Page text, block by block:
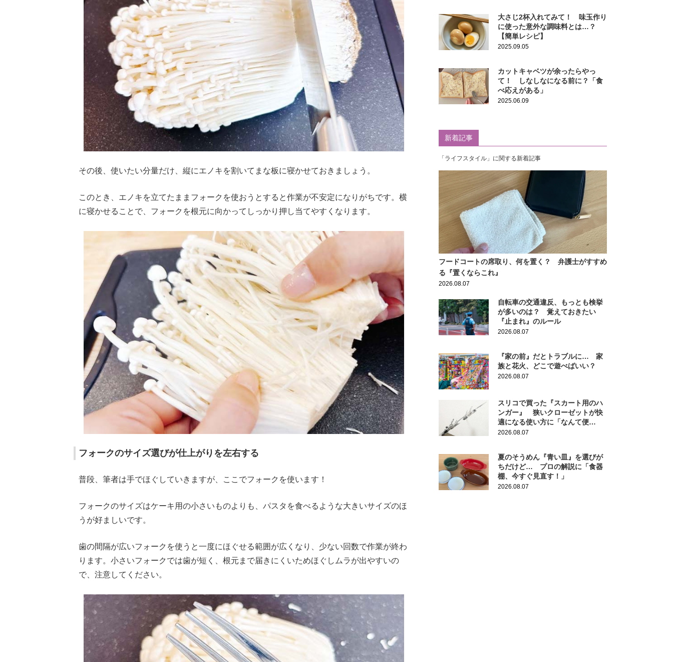
その後、使いたい分量だけ、縦にエノキを割いてまな板に寝かせておきましょう。
このとき、エノキを立てたままフォークを使おうとすると作業が不安定になりがちです。横
に寝かせることで、フォークを根元に向かってしっかり押し当てやすくなります。
フォークのサイズ選びが仕上がりを左右する
普段、筆者は手でほぐしていきますが、ここでフォークを使います！
フォークのサイズはケーキ用の小さいものよりも、パスタを食べるような大きいサイズのほ
うが好ましいです。
歯の間隔が広いフォークを使うと一度にほぐせる範囲が広くなり、少ない回数で作業が終わ
ります。小さいフォークでは歯が短く、根元まで届きにくいためほぐしムラが出やすいの
で、注意してください。
大さじ2杯入れてみて！ 味玉作り
に使った意外な調味料とは…？
【簡単レシピ】
2025.09.05
カットキャベツが余ったらやっ
て！ しなしなになる前に？「食
べ応えがある」
2025.06.09
新着記事
「ライフスタイル」に関する新着記事
フードコートの席取り、何を置く？ 弁護士がすすめ
る『置くならこれ』
2026.08.07
自転車の交通違反、もっとも検挙
が多いのは？ 覚えておきたい
『止まれ』のルール
2026.08.07
『家の前』だとトラブルに… 家
族と花火、どこで遊べばいい？
2026.08.07
スリコで買った『スカート用のハ
ンガー』 狭いクローゼットが快
適になる使い方に「なんて便
利！」
2026.08.07
夏のそうめん『青い皿』を選びが
ちだけど… プロの解説に「食器
棚、今すぐ見直す！」
2026.08.07